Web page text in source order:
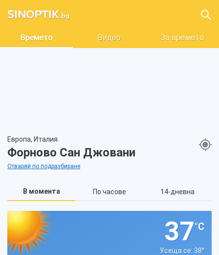
Времето Видео За времето
Европа, Италия
Форново Сан Джовани
Отваряй по подразбиране
В момента По часове 14-дневна
37°C
Усеща се: 38°